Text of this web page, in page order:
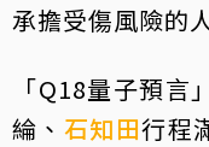
承擔受傷風險的人
「Q18量子預
綸、 石知田行程